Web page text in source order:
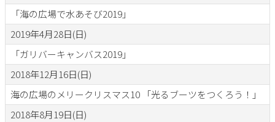
「海の広場で水あそび2019」
2019年4月28日(日)
「ガリバーキャンバス2019」
2018年12月16日(日)
海の広場のメリークリスマス10 「光るブーツをつくろう！」
2018年8月19日(日)